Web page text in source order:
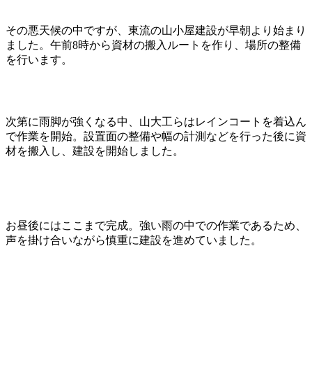
その悪天候の中ですが、東流の山小屋建設が早朝より始まり
ました。午前8時から資材の搬入ルートを作り、場所の整備
を行います。
次第に雨脚が強くなる中、山大工らはレインコートを着込ん
で作業を開始。設置面の整備や幅の計測などを行った後に資
材を搬入し、建設を開始しました。
お昼後にはここまで完成。強い雨の中での作業であるため、
声を掛け合いながら慎重に建設を進めていました。